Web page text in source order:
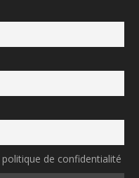
de confidentialité